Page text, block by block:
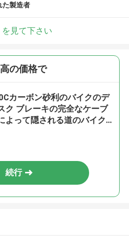
た製造者
を見て下さい
の価格で
カーボン砂利のバイクのデ
ク ブレーキの完全なケーブ
よって隠される道のバイク
続行